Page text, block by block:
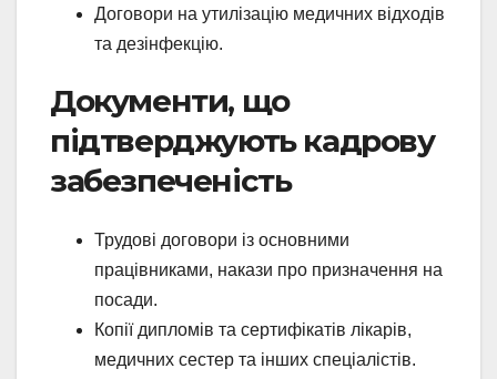
Договори на утилізацію медичних відходів
та дезінфекцію.
Документи, що
підтверджують кадрову
забезпеченість
Трудові договори із основними
працівниками, накази про призначення на
посади.
Копії дипломів та сертифікатів лікарів,
медичних сестер та інших спеціалістів.